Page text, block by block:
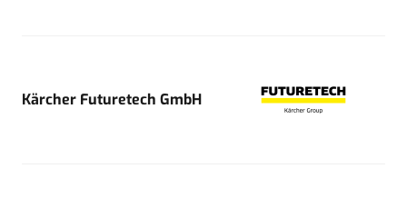
Kärcher Futuretech GmbH